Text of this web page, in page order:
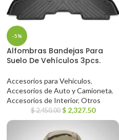
-5%
Alfombras Bandejas Para
Suelo De Vehículos 3pcs.
Accesorios para Vehículos,
Accesorios de Auto y Camioneta,
Accesorios de Interior, Otros
$2,450.00 $ 2,327.50